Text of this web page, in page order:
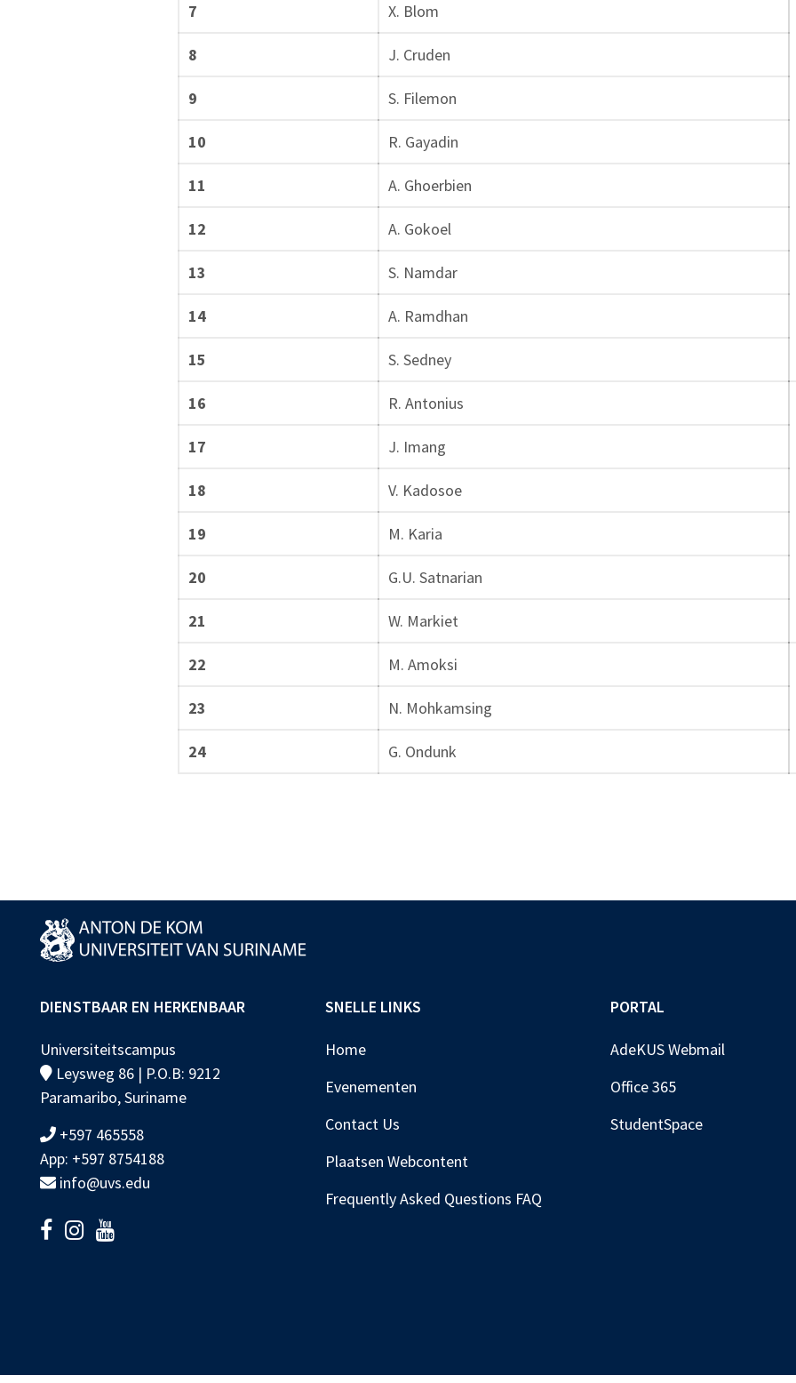
7 X. Blom
8 J. Cruden
9 S. Filemon
10 R. Gayadin
11 A. Ghoerbien
12 A. Gokoel
13 S. Namdar
14 A. Ramdhan
15 S. Sedney
16 R. Antonius
17 J. Imang
18 V. Kadosoe
19 M. Karia
20 G.U. Satnarian
21 W. Markiet
22 M. Amoksi
23 N. Mohkamsing
24 G. Ondunk
DIENSTBAAR EN HERKENBAAR
Universiteitscampus
Leysweg 86 | P.O.B: 9212
Paramaribo, Suriname
+597 465558
App: +597 8754188
info@uvs.edu
SNELLE LINKS
Home
Evenementen
Contact Us
Plaatsen Webcontent
Frequently Asked Questions FAQ
PORTAL
AdeKUS Webmail
Office 365
StudentSpace